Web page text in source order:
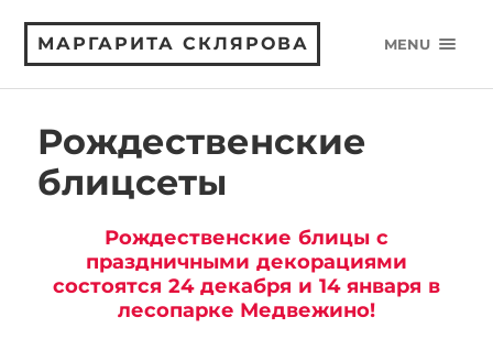
МАРГАРИТА СКЛЯРОВА MENU
Рождественские
блицсеты
Рождественские блицы с
праздничными декорациями
состоятся 24 декабря и 14 января в
лесопарке Медвежино!